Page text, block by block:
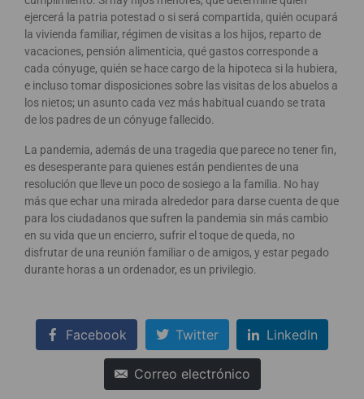
ejercerá la patria potestad o si será compartida, quién ocupará
la vivienda familiar, régimen de visitas a los hijos, reparto de
vacaciones, pensión alimenticia, qué gastos corresponde a
cada cónyuge, quién se hace cargo de la hipoteca si la hubiera,
e incluso tomar disposiciones sobre las visitas de los abuelos a
los nietos; un asunto cada vez más habitual cuando se trata
de los padres de un cónyuge fallecido.
La pandemia, además de una tragedia que parece no tener fin,
es desesperante para quienes están pendientes de una
resolución que lleve un poco de sosiego a la familia. No hay
más que echar una mirada alrededor para darse cuenta de que
para los ciudadanos que sufren la pandemia sin más cambio
en su vida que un encierro, sufrir el toque de queda, no
disfrutar de una reunión familiar o de amigos, y estar pegado
durante horas a un ordenador, es un privilegio.
Facebook Twitter LinkedIn
Correo electrónico